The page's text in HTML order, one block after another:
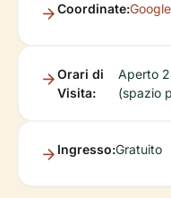
Coordinate:
Orari di
Visita:
Aperto
(spazio
Ingresso:Gratuito